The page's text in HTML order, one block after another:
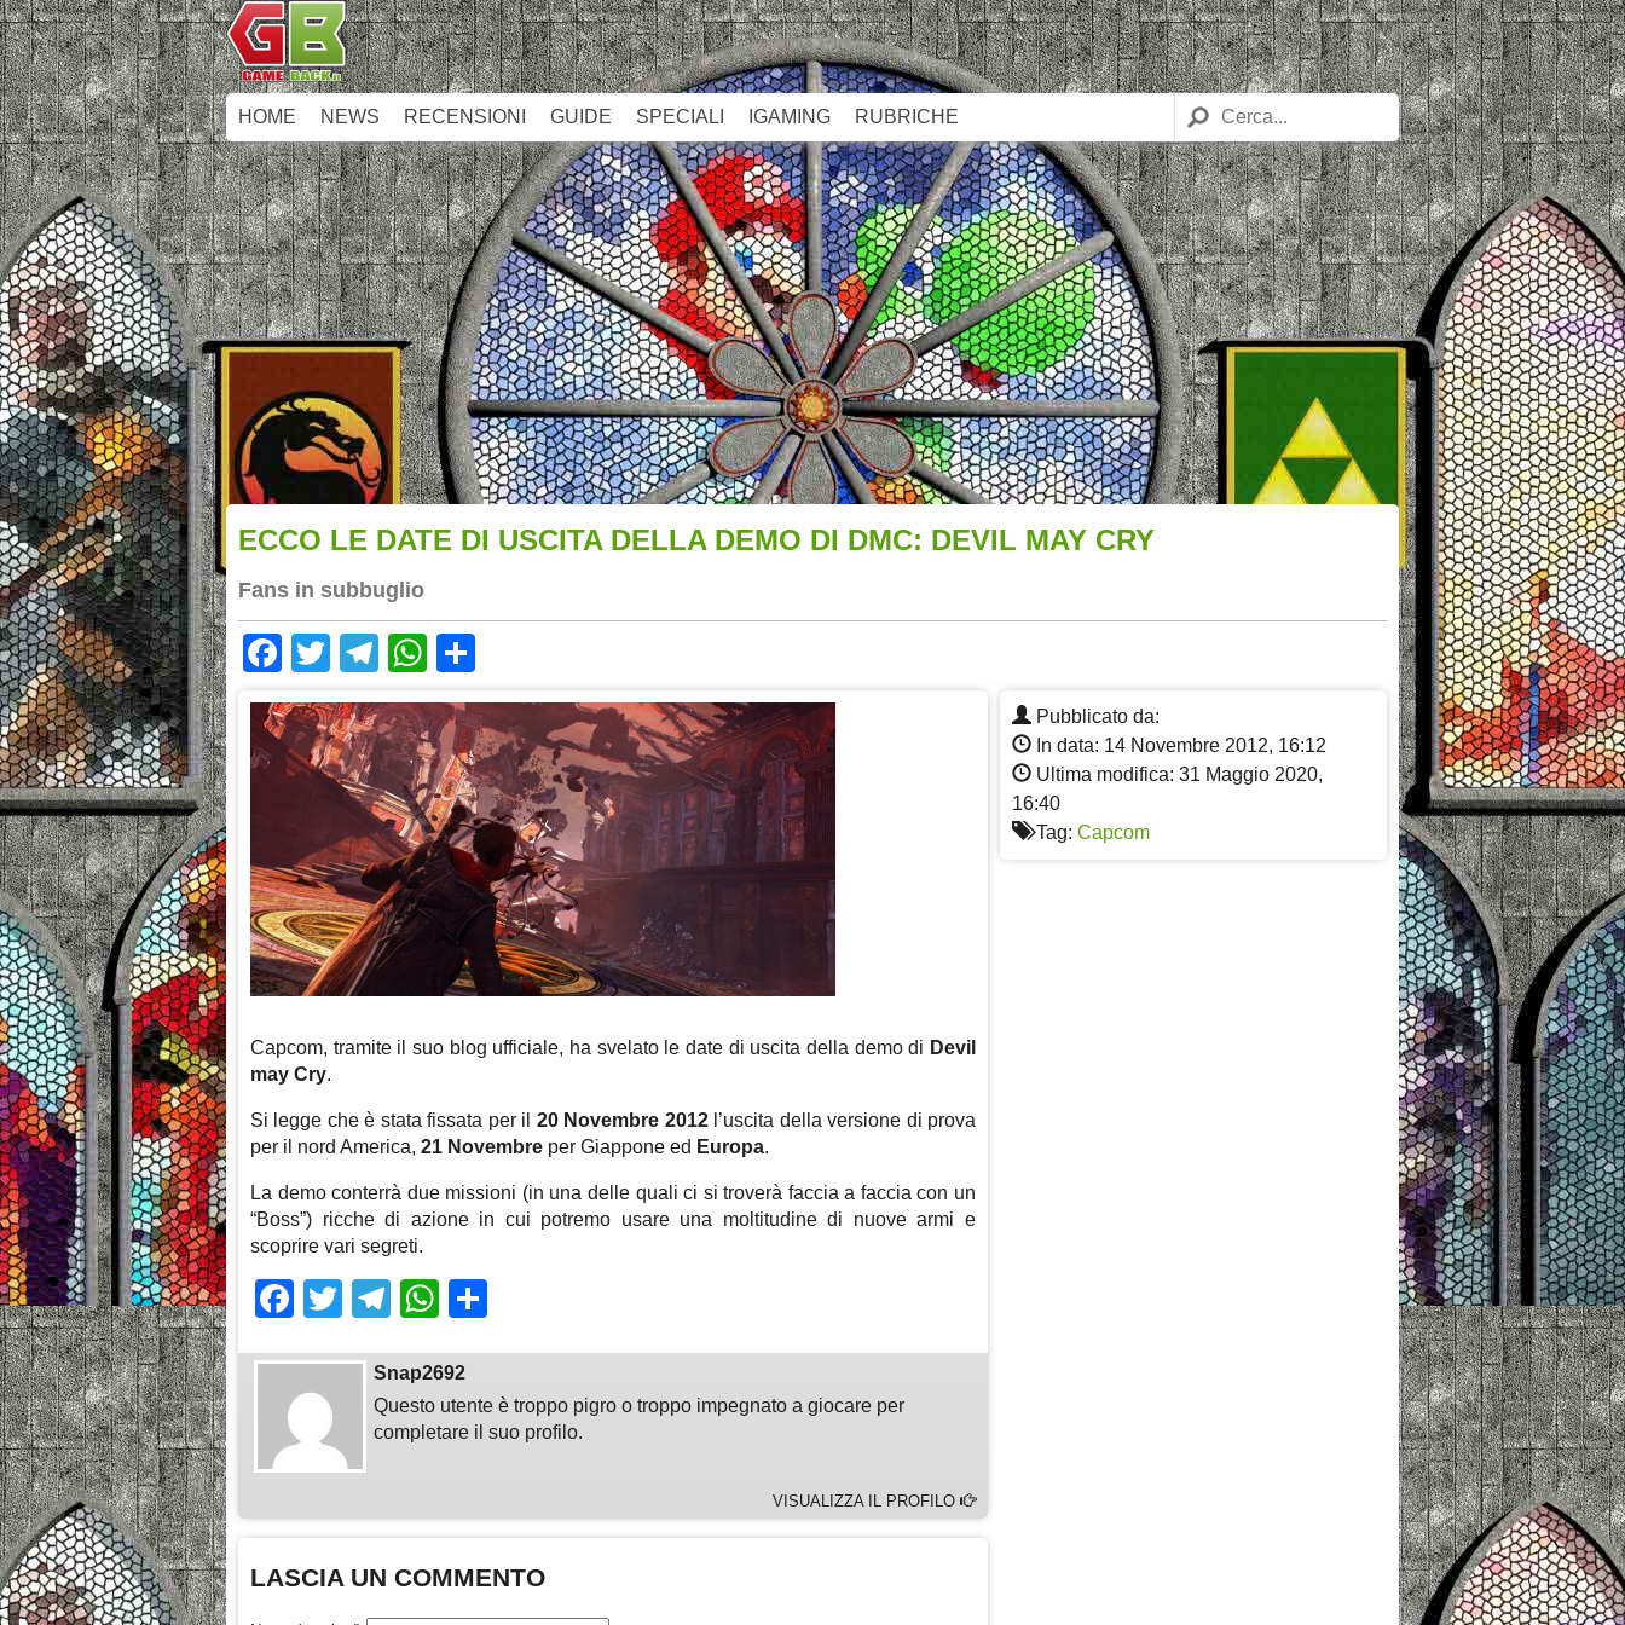
HOME NEWS RECENSIONI GUIDE SPECIALI IGAMING RUBRICHE
ECCO LE DATE DI USCITA DELLA DEMO DI DMC: DEVIL MAY CRY
Fans in subbuglio
Facebook
TwitterTelegram
WhatsApp
Pubblicato da:
In data: 14 Novembre 2012, 16:12
Ultima modifica: 31 Maggio 2020,
16:40
Tag: Capcom
Capcom, tramite il suo blog ufficiale, ha svelato le date di uscita della demo di Devil
may Cry.
Si legge che è stata fissata per il 20 Novembre 2012l’uscita della versione di prova
per il nord America, 21 Novembre per Giappone ed Europa.
La demo conterrà due missioni (in una delle quali ci si troverà faccia a faccia con un
“Boss”) ricche di azione in cui potremo usare una moltitudine di nuove armi e
scoprire vari segreti.
Facebook
TwitterTelegram
WhatsApp
Snap2692
Questo utente è troppo pigro o troppo impegnato a giocare per
completare il suo profilo.
VISUALIZZA IL PROFILO
LASCIA UN COMMENTO